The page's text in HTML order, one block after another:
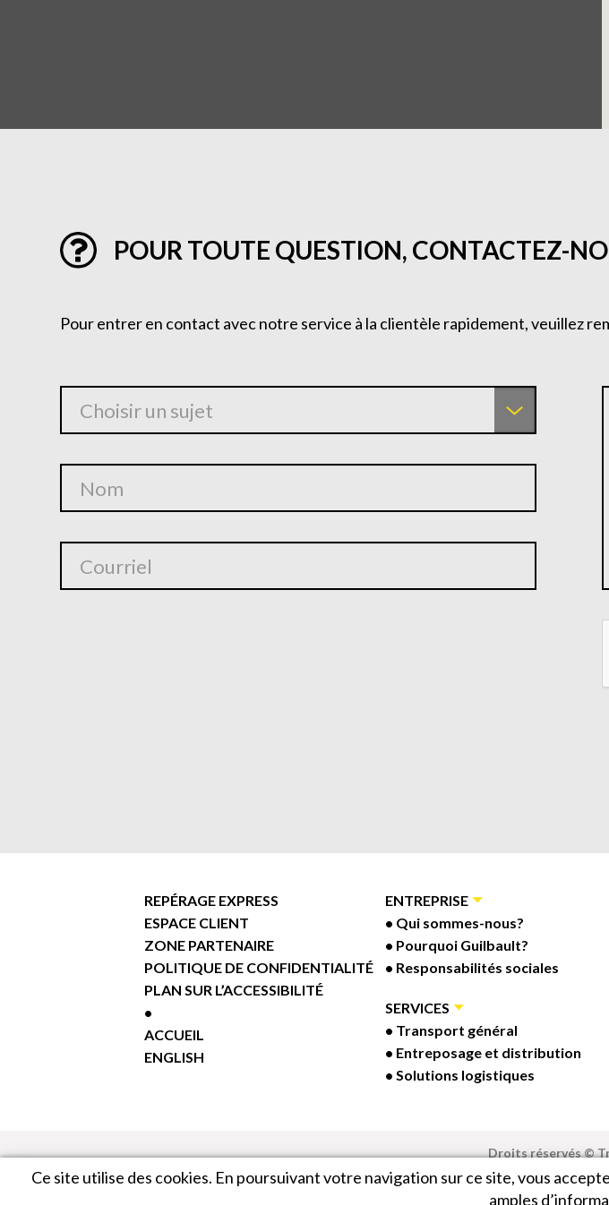
POUR TOUTE QUESTION, CONTACTEZ-
Pour entrer en contact avec notre service à la clientèle rapidement, veuillez
Choisir un sujet
REPÉRAGE EXPRESS
ESPACE CLIENT
ZONE PARTENAIRE
POLITIQUE DE CONFIDENTIALITÉ
PLAN SUR L’ACCESSIBILITÉ
ACCUEIL
ENGLISH
ENTREPRISE
Qui sommes-nous?
Pourquoi Guilbault?
Responsabilités sociales
SERVICES
Transport général
Entreposage et distribution
Solutions logistiques
Droits réservés ©
Ce site utilise des cookies. En poursuivant votre navigation sur ce site, vous
amples